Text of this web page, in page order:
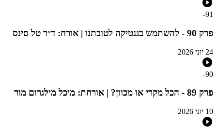
91
-
פרק 90 - להשתמש בגנטיקה לטובתנו | אורח: ד״ר טל סינס
24 יוני 2026
90
-
פרק 89 - הכל מקרי או מכוון? | אורחת: מיכל מילגרום מור
10 יוני 2026